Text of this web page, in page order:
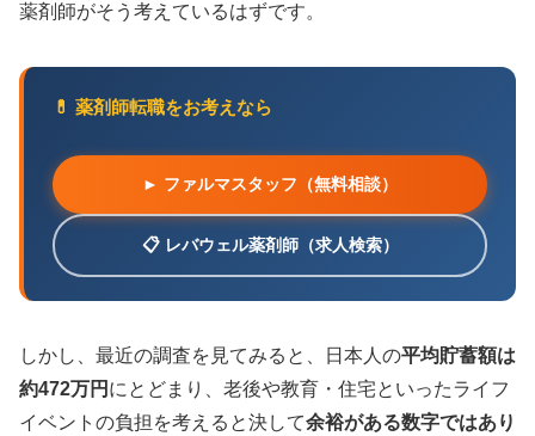
薬剤師がそう考えているはずです。
💊 薬剤師転職をお考えなら
► ファルマスタッフ（無料相談）
📋 レバウェル薬剤師（求人検索）
しかし、最近の調査を見てみると、日本人の平均貯蓄額は
約472万円 にとどまり、老後や教育・住宅といったライフ
イベントの負担を考えると決して余裕がある数字ではあり